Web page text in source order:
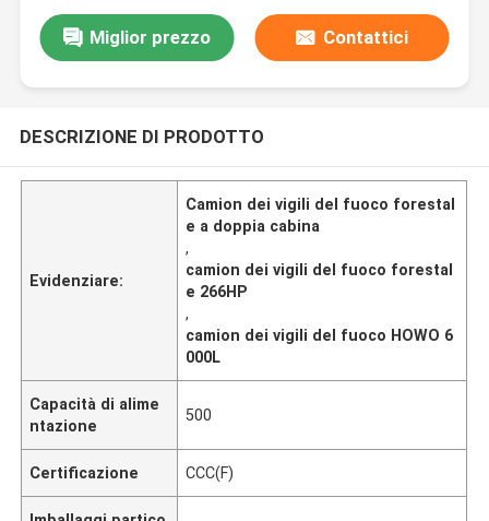
Miglior prezzo Contattici
DESCRIZIONE DI PRODOTTO
Evidenziare:
Camion dei vigili del fuoco forestal
e a doppia cabina
,
camion dei vigili del fuoco forestal
e 266HP
,
camion dei vigili del fuoco HOWO 6
000L
Capacità di alime
ntazione
500
Certificazione CCC(F)